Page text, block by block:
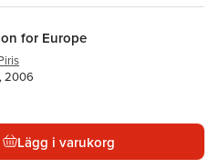
for Europe
2006
Lägg i varukorg